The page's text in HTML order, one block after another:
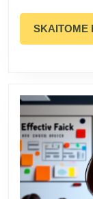
SKAITOME